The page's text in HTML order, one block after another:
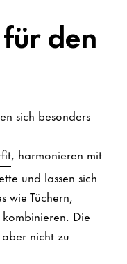
den
sich besonders
, harmonieren mit
und lassen sich
wie Tüchern,
Die
nicht zu